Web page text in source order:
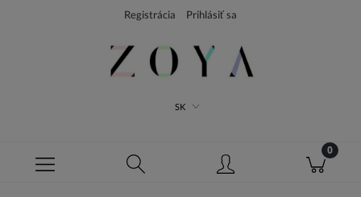
Registrácia Prihlásiť sa
SK